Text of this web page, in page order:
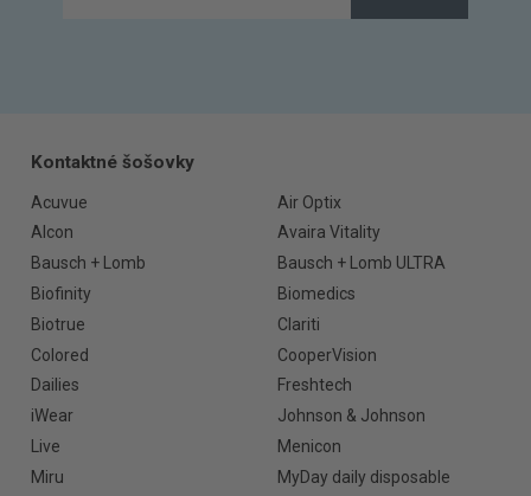
Kontaktné šošovky
Acuvue
Air Optix
Alcon
Avaira Vitality
Bausch + Lomb
Bausch + Lomb ULTRA
Biofinity
Biomedics
Biotrue
Clariti
Colored
CooperVision
Dailies
Freshtech
iWear
Johnson & Johnson
Live
Menicon
Miru
MyDay daily disposable